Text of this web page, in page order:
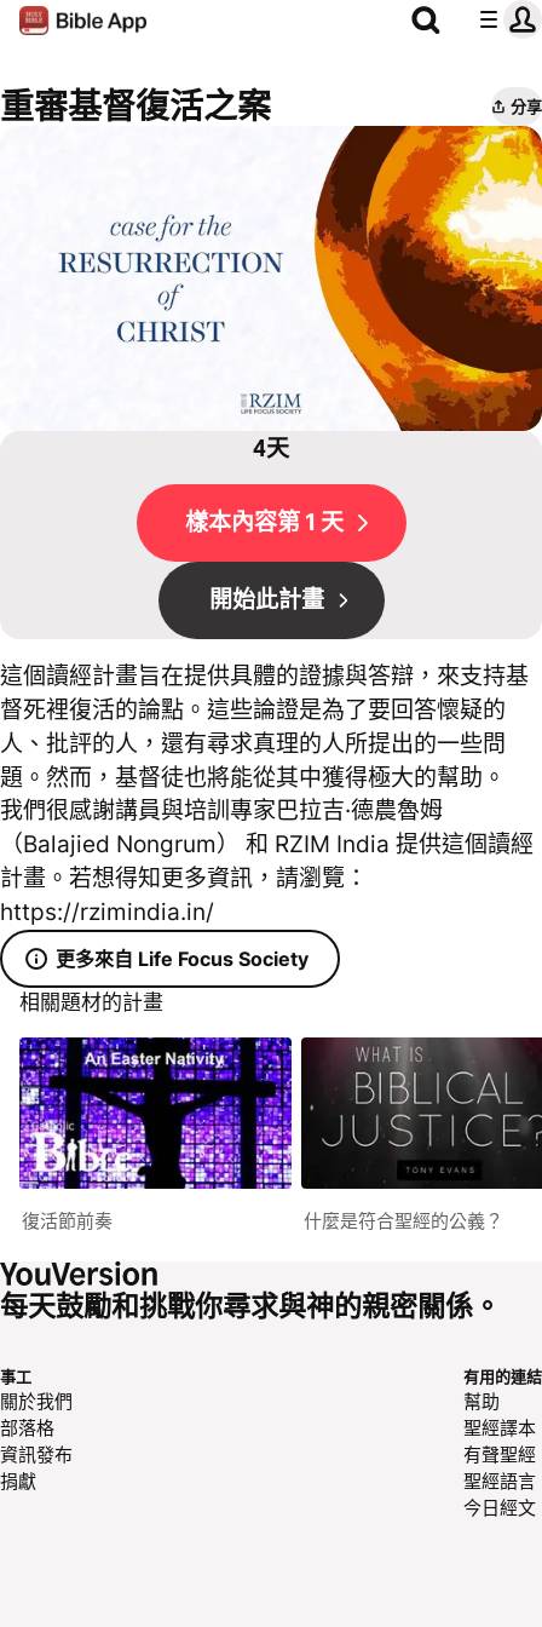
重審基督復活之案 分享
4天
樣本內容第 1 天
開始此計畫
這個讀經計畫旨在提供具體的證據與答辯，來支持基
督死裡復活的論點。這些論證是為了要回答懷疑的
人、批評的人，還有尋求真理的人所提出的一些問
題。然而，基督徒也將能從其中獲得極大的幫助。
我們很感謝講員與培訓專家巴拉吉·德農魯姆
（Balajied Nongrum） 和 RZIM India 提供這個讀經
計畫。若想得知更多資訊，請瀏覽：
https://rzimindia.in/
更多來自 Life Focus Society
相關題材的計畫
復活節前奏 什麼是符合聖經的公義？
每天鼓勵和挑戰你尋求與神的親密關係。
事工
關於我們
部落格
資訊發布
捐獻
有用的連結
幫助
聖經譯本
有聲聖經
聖經語言
今日經文